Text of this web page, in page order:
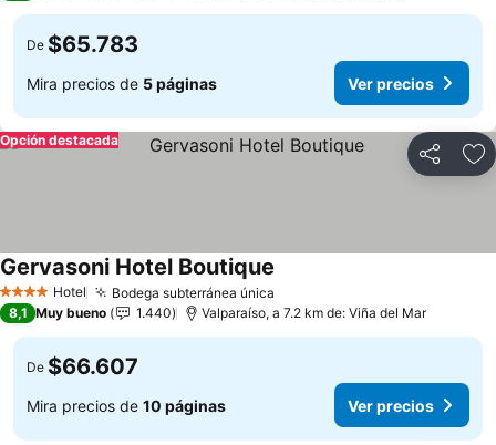
De $65.783
Mira precios de 5 páginas Ver precios
Compartir
Opción destacada
4 EstrellasHotel Bodega subterránea única
Gervasoni Hotel Boutique
8,1 Muy bueno 1.440 Valparaíso, a 7.2 km de: Viña del Mar
De $66.607
Mira precios de 10 páginas Ver precios